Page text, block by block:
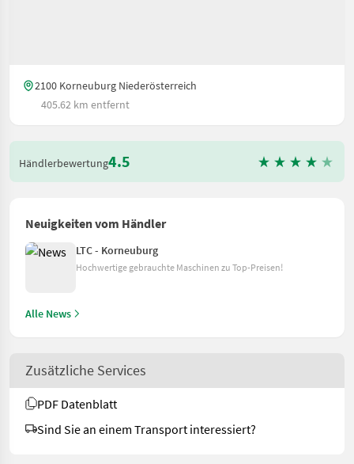
2100 Korneuburg Niederösterreich
405.62 km entfernt
Händlerbewertung4.5
Neuigkeiten vom Händler
LTC - Korneuburg
Hochwertige gebrauchte Maschinen zu Top-Preisen!
Alle News
Zusätzliche Services
PDF Datenblatt
Sind Sie an einem Transport interessiert?